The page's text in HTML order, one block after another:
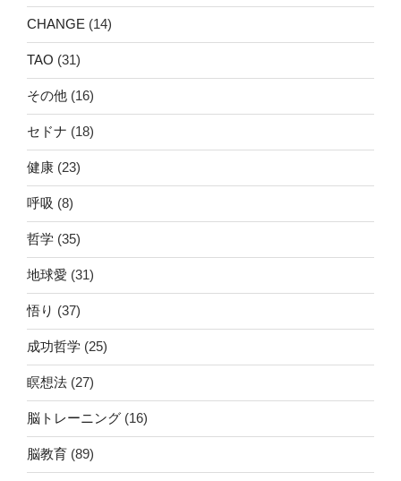
CHANGE (14)
TAO (31)
その他 (16)
セドナ (18)
健康 (23)
呼吸 (8)
哲学 (35)
地球愛 (31)
悟り (37)
成功哲学 (25)
瞑想法 (27)
脳トレーニング (16)
脳教育 (89)